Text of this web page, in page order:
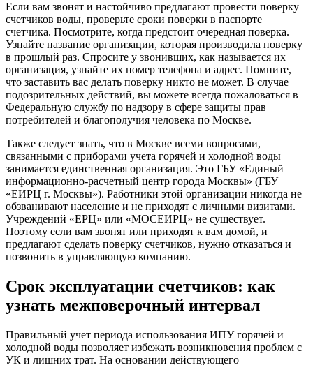
Если вам звонят и настойчиво предлагают провести поверку
счетчиков воды, проверьте сроки поверки в паспорте
счетчика. Посмотрите, когда предстоит очередная поверка.
Узнайте название организации, которая производила поверку
в прошлый раз. Спросите у звонивших, как называется их
организация, узнайте их номер телефона и адрес. Помните,
что заставить вас делать поверку никто не может. В случае
подозрительных действий, вы можете всегда пожаловаться в
Федеральную службу по надзору в сфере защиты прав
потребителей и благополучия человека по Москве.
Также следует знать, что в Москве всеми вопросами,
связанными с приборами учета горячей и холодной воды
занимается единственная организация. Это ГБУ «Единый
информационно-расчетный центр города Москвы» (ГБУ
«ЕИРЦ г. Москвы»). Работники этой организации никогда не
обзванивают население и не приходят с личными визитами.
Учреждений «ЕРЦ» или «МОСЕИРЦ» не существует.
Поэтому если вам звонят или приходят к вам домой, и
предлагают сделать поверку счетчиков, нужно отказаться и
позвонить в управляющую компанию.
Срок эксплуатации счетчиков: как
узнать межповерочный интервал
Правильный учет периода использования ИПУ горячей и
холодной воды позволяет избежать возникновения проблем с
УК и лишних трат. На основании действующего